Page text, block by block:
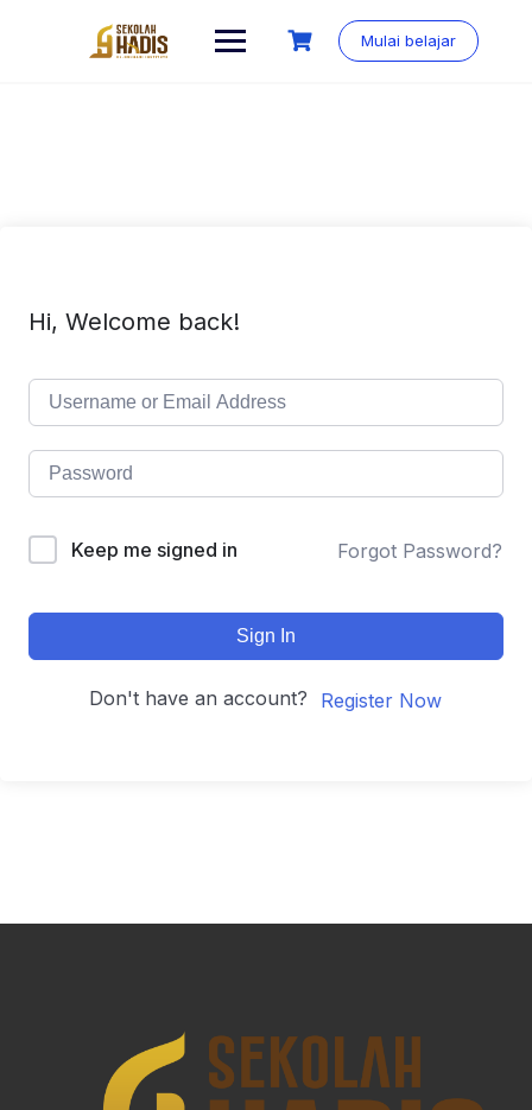
Mulai belajar
Hi, Welcome back!
Keep me signed in Forgot Password?
Sign In
Don't have an account? Register Now